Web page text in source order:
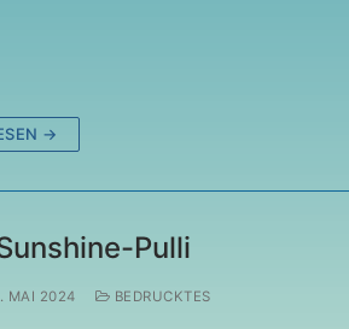
→
Pulli
MAI 2024 BEDRUCKTES